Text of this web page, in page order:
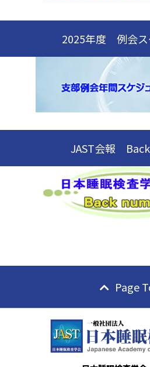
2025年度 例会ス
JAST会報
Page